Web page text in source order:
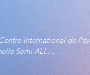
©
International de
Sami ALI.
par le Professeur